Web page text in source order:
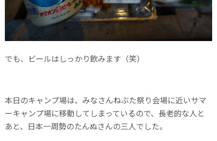
でも、ビールはしっかり飲みます（笑）
本日のキャンプ場は、みなさんねぶた祭り会場に近いサマ
ーキャンプ場に移動してしまっているので、長老的な人と
あと、日本一周勢のたんぬさんの三人でした。